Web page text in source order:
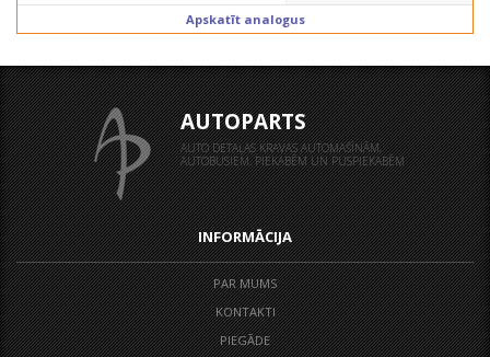
Apskatīt analogus
AUTOPARTS
AUTO DETAĻAS KRAVAS AUTOMAŠĪNĀM,
AUTOBUSIEM, PIEKABĒM UN PUSPIEKABĒM
INFORMĀCIJA
PAR MUMS
KONTAKTI
PIEGĀDE